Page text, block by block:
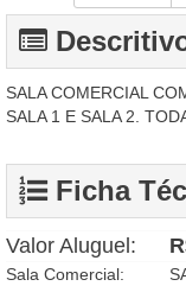
SALA COMERCIAL
SALA 1 E SALA 2.
Ficha
Valor Aluguel:
Sala Comercial: